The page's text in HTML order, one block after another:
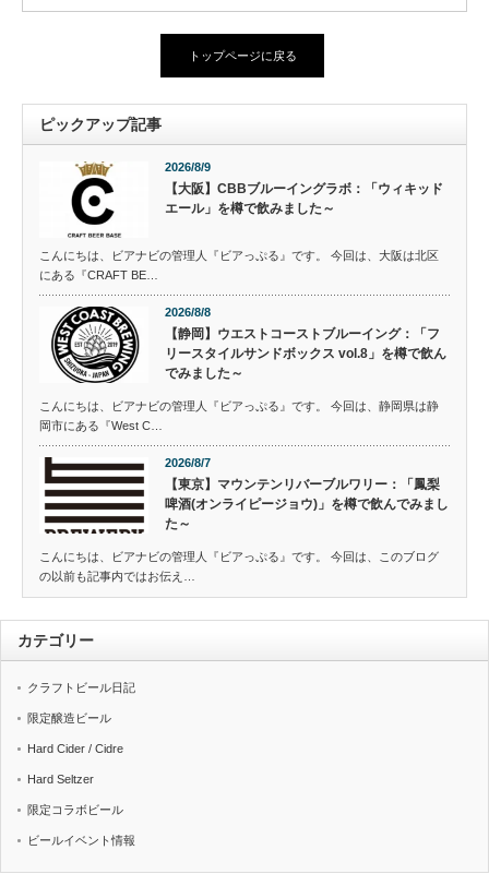
トップページに戻る
ピックアップ記事
2026/8/9
【大阪】CBBブルーイングラボ：「ウィキッド
エール」を樽で飲みました～
こんにちは、ビアナビの管理人『ビアっぷる』です。 今回は、大阪は北区
にある『CRAFT BE…
2026/8/8
【静岡】ウエストコーストブルーイング：「フ
リースタイルサンドボックス vol.8」を樽で飲ん
でみました～
こんにちは、ビアナビの管理人『ビアっぷる』です。 今回は、静岡県は静
岡市にある『West C…
2026/8/7
【東京】マウンテンリバーブルワリー：「鳳梨
啤酒(オンライピージョウ)」を樽で飲んでみまし
た～
こんにちは、ビアナビの管理人『ビアっぷる』です。 今回は、このブログ
の以前も記事内ではお伝え…
カテゴリー
クラフトビール日記
限定醸造ビール
Hard Cider / Cidre
Hard Seltzer
限定コラボビール
ビールイベント情報